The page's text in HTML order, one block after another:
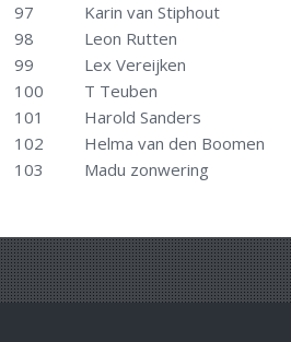
97
Karin van Stiphout
98
Leon Rutten
99
Lex Vereijken
100
T Teuben
101
Harold Sanders
102
Helma van den Boomen
103
Madu zonwering